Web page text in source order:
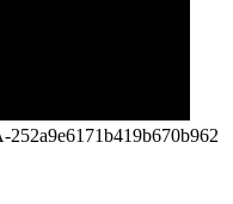
252a9e6171b419b670b962